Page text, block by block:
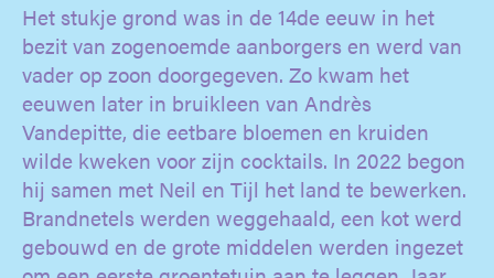
Het stukje grond was in de 14de eeuw in het
bezit van zogenoemde aanborgers en werd van
vader op zoon doorgegeven. Zo kwam het
eeuwen later in bruikleen van Andrès
Vandepitte, die eetbare bloemen en kruiden
wilde kweken voor zijn cocktails. In 2022 begon
hij samen met Neil en Tijl het land te bewerken.
Brandnetels werden weggehaald, een kot werd
gebouwd en de grote middelen werden ingezet